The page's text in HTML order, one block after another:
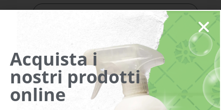
Indirizzo
Messaggio
Acquista i
nostri prodotti
online